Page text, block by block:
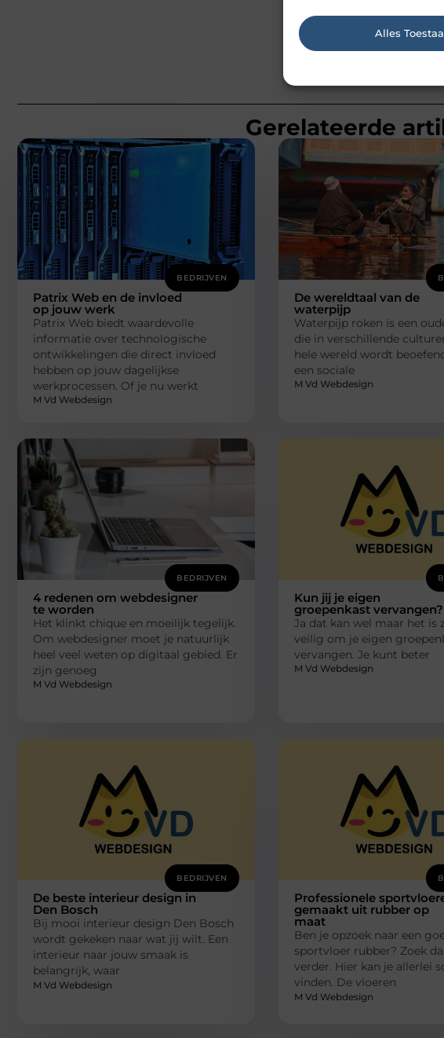
Alles
Gerelateerde
BEDRIJVEN
Patrix Web en de invloed
op jouw werk
Patrix Web biedt waardevolle
informatie over technologische
ontwikkelingen die direct invloed
hebben op jouw dagelijkse
werkprocessen. Of je nu werkt
M Vd Webdesign
De wereldtaal van de
waterpijp
Waterpijp roken is een
die in verschillende
hele wereld wordt
een sociale
M Vd Webdesign
BEDRIJVEN
4 redenen om webdesigner
te worden
Het klinkt chique en moeilijk tegelijk.
Om webdesigner moet je natuurlijk
heel veel weten op digitaal gebied. Er
zijn genoeg
M Vd Webdesign
Kun jij je eigen
groepenkast vervangen?
Ja dat kan wel maar het is
veilig om je eigen
vervangen. Je kunt beter
M Vd Webdesign
BEDRIJVEN
De beste interieur design in
Den Bosch
Bij mooi interieur design Den Bosch
wordt gekeken naar wat jij wilt. Een
interieur naar jouw smaak is
belangrijk, waar
M Vd Webdesign
Professionele
gemaakt uit rubber op
maat
Ben je opzoek naar een
sportvloer rubber? Zoek
verder. Hier kan je allerlei
vinden. De vloeren
M Vd Webdesign